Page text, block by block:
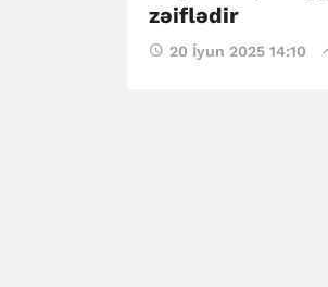
zəiflədir
20 İyun 2025 14:10